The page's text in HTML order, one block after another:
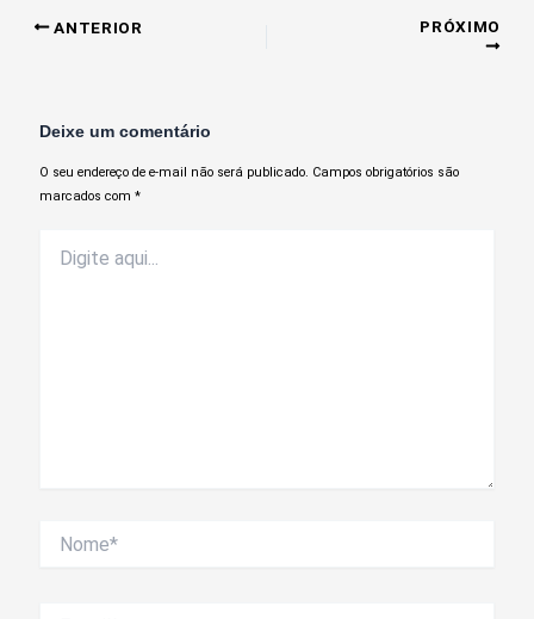
ANTERIOR PRÓXIMO
Deixe um comentário
O seu endereço de e-mail não será publicado. Campos obrigatórios são
marcados com*
aqui...